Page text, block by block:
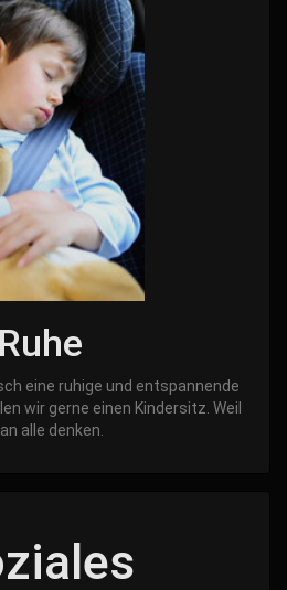
Ruhe
eine ruhige und entspannende
wir gerne einen Kindersitz. Weil
alle denken.